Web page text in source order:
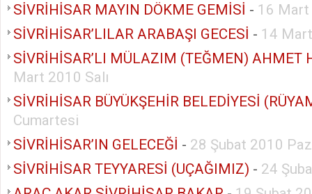
SİVRİHİSAR MAYIN DÖKME GEMİSİ - 16 Mart
SİVRİHİSAR’LILAR ARABAŞI GECESİ - 14
SİVRİHİSAR’LI MÜLAZIM (TEĞMEN) AHMET
Mart 2010 Salı
SİVRİHİSAR BÜYÜKŞEHİR BELEDİYESİ
Cumartesi
SİVRİHİSAR’IN GELECEĞİ - 28 Şubat 2010
SİVRİHİSAR TEYYARESİ (UÇAĞIMIZ) - 24